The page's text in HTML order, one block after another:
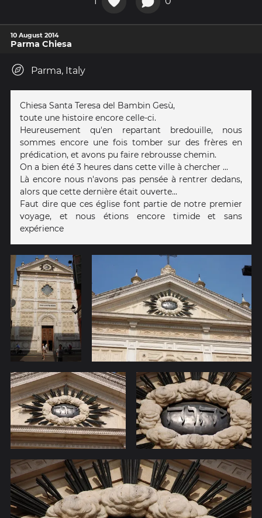
10 August 2014
Parma Chiesa
Parma, Italy
Chiesa Santa Teresa del Bambin Gesù,
toute une histoire encore celle-ci.
Heureusement qu'en repartant bredouille, nous
sommes encore une fois tomber sur des frères en
prédication, et avons pu faire rebrousse chemin.
On a bien été 3 heures dans cette ville à chercher ...
Là encore nous n'avons pas pensée à rentrer dedans,
alors que cette dernière était ouverte...
Faut dire que ces église font partie de notre premier
voyage, et nous étions encore timide et sans
expérience